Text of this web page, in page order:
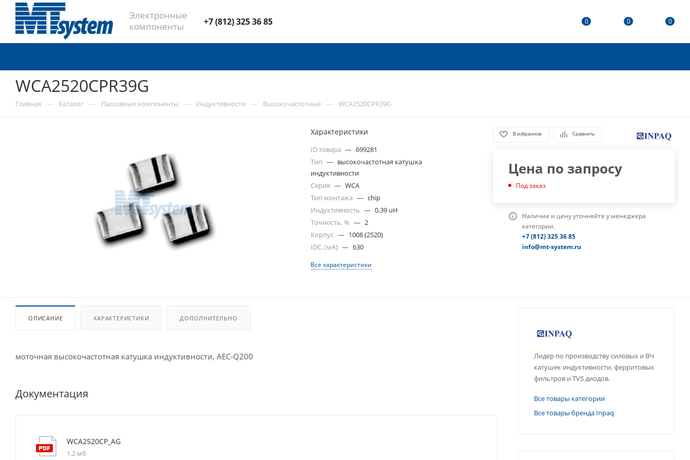
Электронные
компоненты
+7 (812) 325 36 85 0 0 0
WCA2520CPR39G
Главная — Каталог — Пассивные компоненты — Индуктивности — Высокочастотные — WCA2520CPR39G
Характеристики
ID товара — 699281
Тип — высокочастотная катушка
индуктивности
Серия — WCA
Тип монтажа — chip
Индуктивность — 0,39 uH
Точность, % — 2
Корпус — 1008 (2520)
IDC, (мА) — 630
Все характеристики
В избранное Сравнить
Цена по запросу
Под заказ
Наличие и цену уточняйте у менеджера
категории.
+7 (812) 325 36 85
info@mt-system.ru
ОПИСАНИЕ ХАРАКТЕРИСТИКИ ДОПОЛНИТЕЛЬНО
моточная высокочастотная катушка индуктивности, AEC-Q200
Документация
WCA2520CP_AG
1,2 мб
Лидер по производству силовых и ВЧ
катушек индуктивности, ферритовых
фильтров и TVS диодов.
Все товары категории
Все товары бренда Inpaq